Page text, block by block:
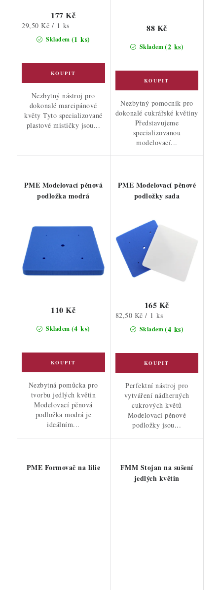
Skladem (1 ks)
177 Kč
Měrná
29,50 Kč / 1 ks
Nezbytný nástroj pro
dokonalé marcipánové
květy Tyto specializované
plastové mističky jsou...
Skladem(2 ks)
88 Kč
Nezbytný pomocník pro
dokonalé cukrářské květiny
Představujeme
specializovanou
modelovací...
PME Modelovací pěnová
podložka modrá
Skladem (4 ks)
110 Kč
Nezbytná pomůcka pro
tvorbu jedlých květin
Modelovací pěnová
podložka modrá je
ideálním...
PME Modelovací pěnové
podložky sada
Skladem(4 ks)
165 Kč
Měrná
82,50 Kč / 1 ks
Perfektní nástroj pro
vytváření nádherných
cukrových květů
Modelovací pěnové
podložky jsou...
PME Formovač na lilie
FMM Stojan na sušení
jedlých květin